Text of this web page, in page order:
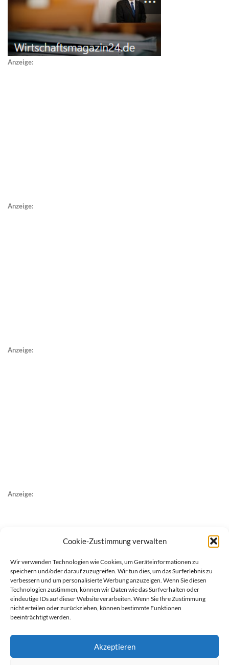
Cookie-Zustimmung verwalten
Wir verwenden Technologien wie Cookies, um Geräteinformationen zu
speichern und/oder darauf zuzugreifen. Wir tun dies, um das Surferlebnis zu
verbessern und um personalisierte Werbung anzuzeigen. Wenn Sie diesen
Technologien zustimmen, können wir Daten wie das Surfverhalten oder
eindeutige IDs auf dieser Website verarbeiten. Wenn Sie Ihre Zustimmung
nicht erteilen oder zurückziehen, können bestimmte Funktionen
beeinträchtigt werden.
Akzeptieren
Anzeige:
Anzeige:
Anzeige:
Anzeige: